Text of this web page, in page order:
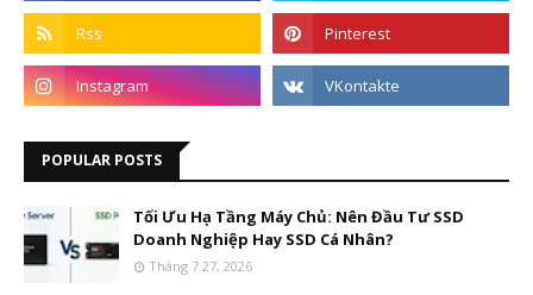
POPULAR POSTS
Tối Ưu Hạ Tầng Máy Chủ: Nên Đầu Tư SSD
Doanh Nghiệp Hay SSD Cá Nhân?
Tháng 7 27, 2026